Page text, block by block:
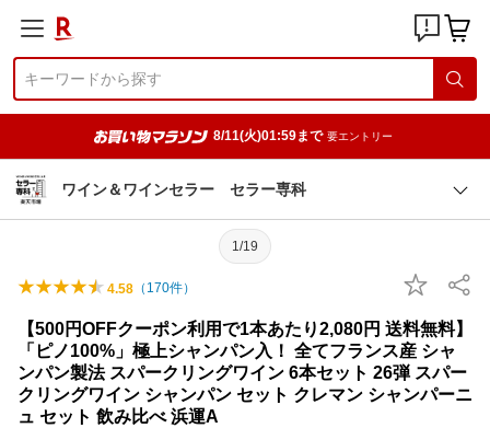
8/11(火)01:59まで 要エントリー
ワイン＆ワインセラー セラー専科
1/19
4.58 （ 170件）
【500円OFFクーポン利用で1本あたり2,080円 送料無料】
「ピノ100%」極上シャンパン入！ 全てフランス産 シャ
ンパン製法 スパークリングワイン 6本セット 26弾 スパー
クリングワイン シャンパン セット クレマン シャンパーニ
ュ セット 飲み比べ 浜運A